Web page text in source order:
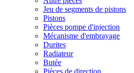
Jeu de segments de pistons
Pistons
Pièces pompe d'injection
Mécanisme d'embrayage
Durites
Radiateur
Butée
Pièces de direction